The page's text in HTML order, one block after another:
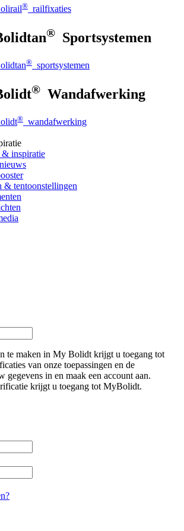
® railfixaties
® Sportsystemen
® sportsystemen
® Wandafwerking
® wandafwerking
& inspiratie
& tentoonstellingen
te maken in My Bolidt krijgt u toegang tot
van onze toepassingen en de
gegevens in en maak een account aan.
krijgt u toegang tot MyBolidt.